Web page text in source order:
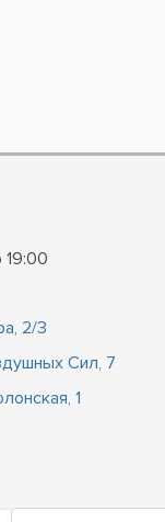
2/3
Сил, 7
1